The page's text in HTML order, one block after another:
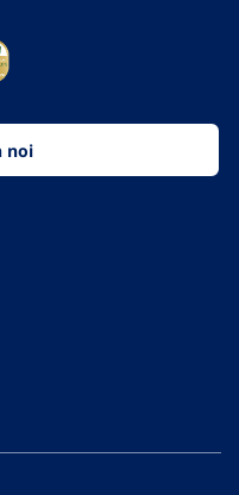
noi